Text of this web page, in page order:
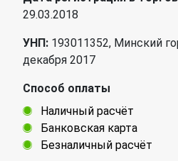
29.03.2018
УНП: 193011352, Минский
декабря 2017
Способ оплаты
Наличный расчёт
Банковская карта
Безналичный расчёт